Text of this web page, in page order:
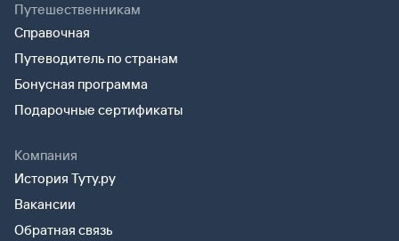
Путешественникам
Справочная
Путеводитель по странам
Бонусная программа
Подарочные сертификаты
Компания
История Туту.ру
Вакансии
Обратная связь